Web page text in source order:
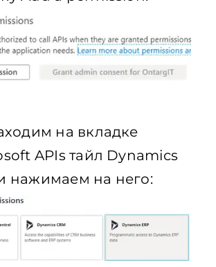
на вкладке
APIs тайл Dynamics
нажимаем на него: